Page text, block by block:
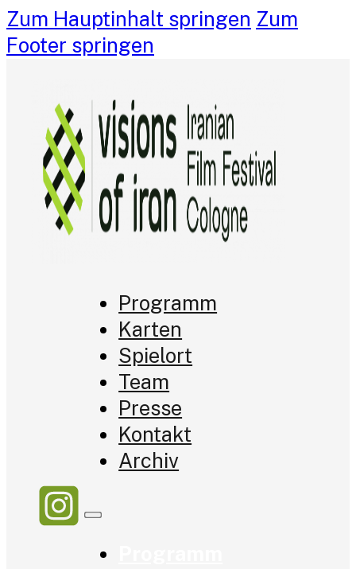
Zum Hauptinhalt springen Zum
Footer springen
Programm
Karten
Spielort
Team
Presse
Kontakt
Archiv